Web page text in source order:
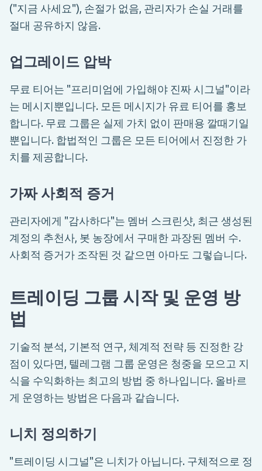
("지금 사세요"), 손절가 없음, 관리자가 손실 거래를
절대 공유하지 않음.
업그레이드 압박
무료 티어는 "프리미엄에 가입해야 진짜 시그널"이라
는 메시지뿐입니다. 모든 메시지가 유료 티어를 홍보
합니다. 무료 그룹은 실제 가치 없이 판매용 깔때기일
뿐입니다. 합법적인 그룹은 모든 티어에서 진정한 가
치를 제공합니다.
가짜 사회적 증거
관리자에게 "감사하다"는 멤버 스크린샷, 최근 생성된
계정의 추천사, 봇 농장에서 구매한 과장된 멤버 수.
사회적 증거가 조작된 것 같으면 아마도 그렇습니다.
트레이딩 그룹 시작 및 운영 방
법
기술적 분석, 기본적 연구, 체계적 전략 등 진정한 강
점이 있다면, 텔레그램 그룹 운영은 청중을 모으고 지
식을 수익화하는 최고의 방법 중 하나입니다. 올바르
게 운영하는 방법은 다음과 같습니다.
니치 정의하기
"트레이딩 시그널"은 니치가 아닙니다. 구체적으로 정